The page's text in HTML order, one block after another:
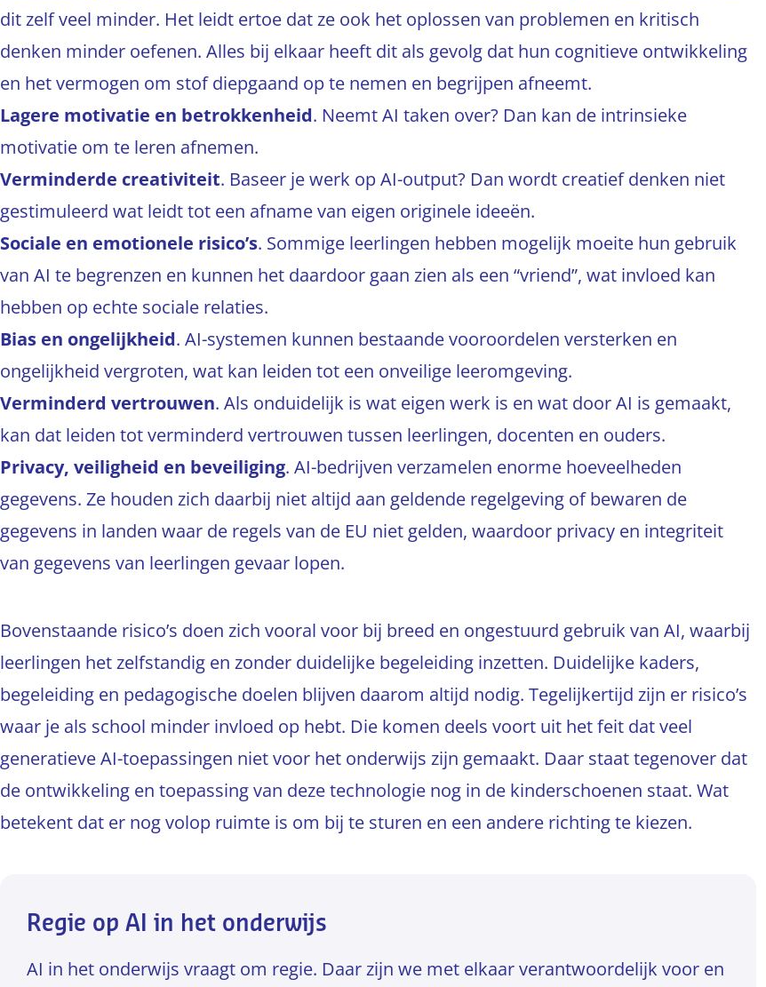
dit zelf veel minder. Het leidt ertoe dat ze ook het oplossen van problemen en kritisch
denken minder oefenen. Alles bij elkaar heeft dit als gevolg dat hun cognitieve ontwikkeling
en het vermogen om stof diepgaand op te nemen en begrijpen afneemt.
Lagere motivatie en betrokkenheid. Neemt AI taken over? Dan kan de intrinsieke
motivatie om te leren afnemen.
Verminderde creativiteit. Baseer je werk op AI-output? Dan wordt creatief denken niet
gestimuleerd wat leidt tot een afname van eigen originele ideeën.
Sociale en emotionele risico’s. Sommige leerlingen hebben mogelijk moeite hun gebruik
van AI te begrenzen en kunnen het daardoor gaan zien als een “vriend”, wat invloed kan
hebben op echte sociale relaties.
Bias en ongelijkheid. AI-systemen kunnen bestaande vooroordelen versterken en
ongelijkheid vergroten, wat kan leiden tot een onveilige leeromgeving.
Verminderd vertrouwen. Als onduidelijk is wat eigen werk is en wat door AI is gemaakt,
kan dat leiden tot verminderd vertrouwen tussen leerlingen, docenten en ouders.
Privacy, veiligheid en beveiliging. AI-bedrijven verzamelen enorme hoeveelheden
gegevens. Ze houden zich daarbij niet altijd aan geldende regelgeving of bewaren de
gegevens in landen waar de regels van de EU niet gelden, waardoor privacy en integriteit
van gegevens van leerlingen gevaar lopen.
Bovenstaande risico’s doen zich vooral voor bij breed en ongestuurd gebruik van AI, waarbij
leerlingen het zelfstandig en zonder duidelijke begeleiding inzetten. Duidelijke kaders,
begeleiding en pedagogische doelen blijven daarom altijd nodig. Tegelijkertijd zijn er risico’s
waar je als school minder invloed op hebt. Die komen deels voort uit het feit dat veel
generatieve AI-toepassingen niet voor het onderwijs zijn gemaakt. Daar staat tegenover dat
de ontwikkeling en toepassing van deze technologie nog in de kinderschoenen staat. Wat
betekent dat er nog volop ruimte is om bij te sturen en een andere richting te kiezen.
Regie op AI in het onderwijs
AI in het onderwijs vraagt om regie. Daar zijn we met elkaar verantwoordelijk voor en